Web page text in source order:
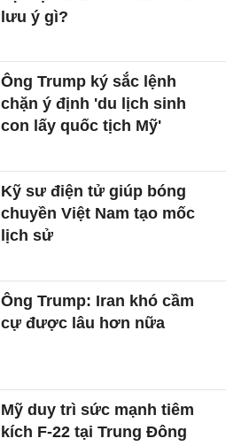
lưu ý gì?
Ông Trump ký sắc lệnh
chặn ý định 'du lịch sinh
con lấy quốc tịch Mỹ'
Kỹ sư điện tử giúp bóng
chuyền Việt Nam tạo mốc
lịch sử
Ông Trump: Iran khó cầm
cự được lâu hơn nữa
Mỹ duy trì sức mạnh tiêm
kích F-22 tại Trung Đông